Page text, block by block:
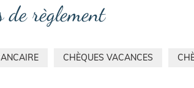
de règlement
CHÈQUES VACANCES